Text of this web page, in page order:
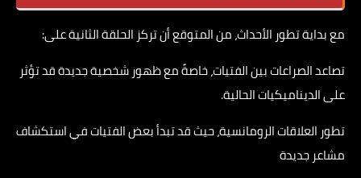
مع بداية تطور الأحداث، من المتوقع أن تركز الحلقة الثانية على:
تصاعد الصراعات بين الفتيات، خاصةً مع ظهور شخصية جديدة قد تؤثر
على الديناميكيات الحالية.
تطور العلاقات الرومانسية، حيث قد تبدأ بعض الفتيات في استكشاف
مشاعر جديدة